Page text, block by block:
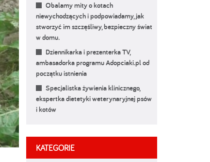
Obalamy mity o kotach
niewychodzących i podpowiadamy, jak
stworzyć im szczęśliwy, bezpieczny świat
w domu.
Dziennikarka i prezenterka TV,
ambasadorka programu Adopciaki.pl od
początku istnienia
Specjalistka żywienia klinicznego,
ekspertka dietetyki weterynaryjnej psów
i kotów
KATEGORIE